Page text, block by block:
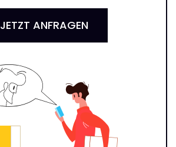
JETZT ANFRAGEN